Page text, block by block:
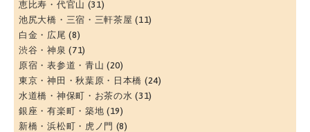
恵比寿・代官山 (31)
池尻大橋・三宿・三軒茶屋 (11)
白金・広尾 (8)
渋谷・神泉 (71)
原宿・表参道・青山 (20)
東京・神田・秋葉原・日本橋 (24)
水道橋・神保町・お茶の水 (31)
銀座・有楽町・築地 (19)
新橋・浜松町・虎ノ門 (8)